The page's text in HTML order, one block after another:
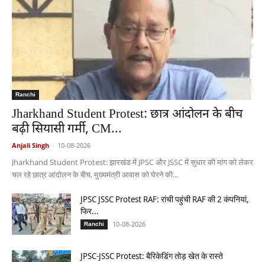
Ranchi
Jharkhand Student Protest: छात्र आंदोलन के बीच
बढ़ी सियासी गर्मी, CM...
Anjali Singh - 10-08-2026
Jharkhand Student Protest: झारखंड में JPSC और JSSC में सुधार की मांग को लेकर
चल रहे छात्र आंदोलन के बीच, मुख्यमंत्री आवास को घेरने की...
JPSC JSSC Protest RAF: रांची पहुंची RAF की 2 कंपनियां,
फिर...
Ranchi 10-08-2026
JPSC-JSSC Protest: बैरिकेडिंग तोड़ खेत के रास्ते